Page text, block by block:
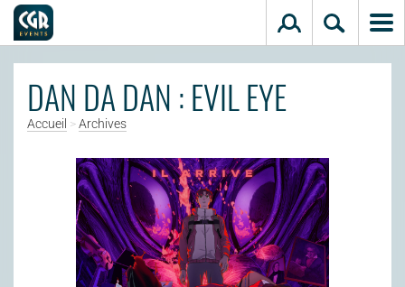
DAN DA DAN : EVIL EYE
Accueil >Archives